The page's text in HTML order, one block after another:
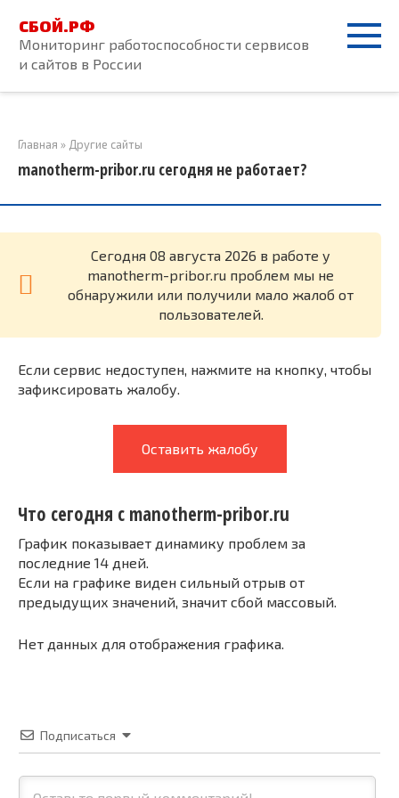
контенту
СБОЙ.РФ
Мониторинг работоспособности сервисов
и сайтов в России
Главная » Другие сайты
manotherm-pribor.ru сегодня не работает?
Cегодня 08 августа 2026 в работе у
manotherm-pribor.ru проблем мы не
обнаружили или получили мало жалоб от
пользователей.
Если сервис недоступен, нажмите на кнопку, чтобы
зафиксировать жалобу.
Оставить жалобу
Что сегодня с manotherm-pribor.ru
График показывает динамику проблем за
последние 14 дней.
Если на графике виден сильный отрыв от
предыдущих значений, значит сбой массовый.
Нет данных для отображения графика.
Подписаться